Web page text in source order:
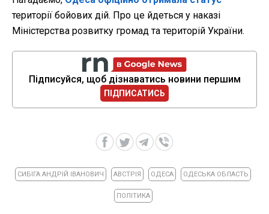
території бойових дій. Про це йдеться у наказі
Міністерства розвитку громад та територій України.
Підписуйся, щоб дізнаватись новини першим
ПІДПИСАТИСЬ
СИБІГА АНДРІЙ ІВАНОВИЧ АВСТРІЯ ОДЕСА ОДЕСЬКА ОБЛАСТЬ
ПОЛІТИКА